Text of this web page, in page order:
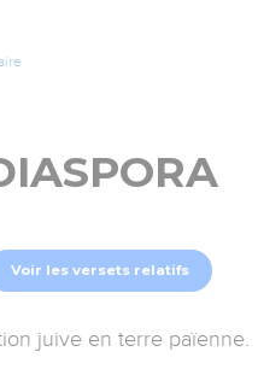
Voir les versets relatifs
juive en terre païenne.